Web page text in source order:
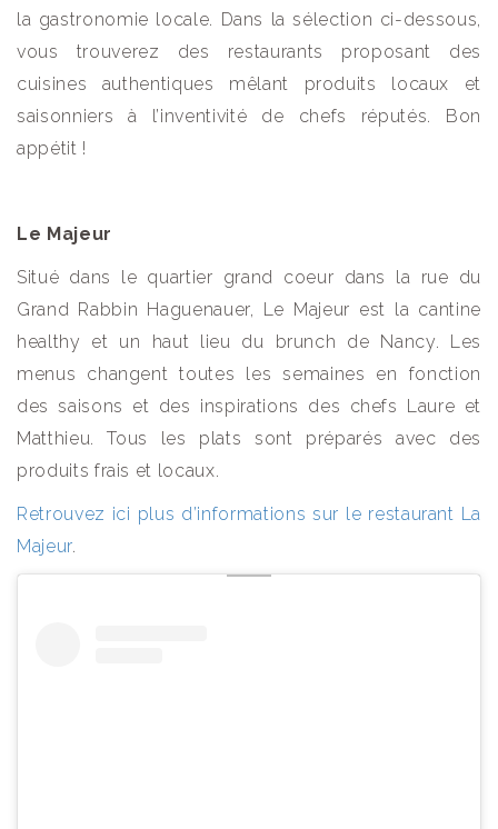
la gastronomie locale. Dans la sélection ci-dessous,
vous trouverez des restaurants proposant des
cuisines authentiques mêlant produits locaux et
saisonniers à l’inventivité de chefs réputés. Bon
appétit !
Le Majeur
Situé dans le quartier grand coeur dans la rue du
Grand Rabbin Haguenauer, Le Majeur est la cantine
healthy et un haut lieu du brunch de Nancy. Les
menus changent toutes les semaines en fonction
des saisons et des inspirations des chefs Laure et
Matthieu. Tous les plats sont préparés avec des
produits frais et locaux.
Retrouvez ici plus d’informations sur le restaurant La
Majeur.